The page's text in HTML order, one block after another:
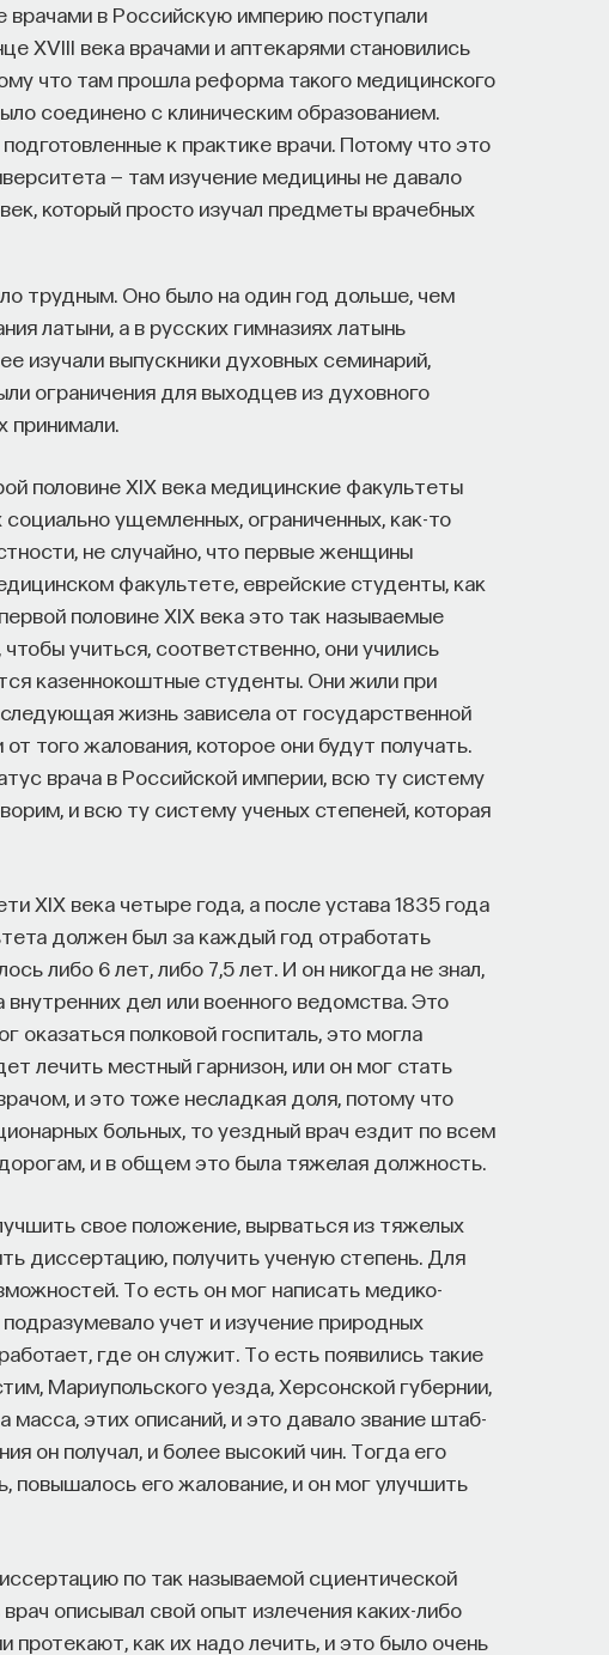
врачами в Российскую империю поступали
XVIII века врачами и аптекарями становились
что там прошла реформа такого медицинского
соединено с клиническим образованием.
к практике врачи. Потому что это
— там изучение медицины не давало
который просто изучал предметы врачебных
трудным. Оно было на один год дольше, чем
латыни, а в русских гимназиях латынь
изучали выпускники духовных семинарий,
ограничения для выходцев из духовного
принимали.
половине XIX века медицинские факультеты
ущемленных, ограниченных, как-то
не случайно, что первые женщины
факультете, еврейские студенты, как
половине XIX века это так называемые
учиться, соответственно, они учились
казеннокоштные студенты. Они жили при
жизнь зависела от государственной
того жалования, которое они будут получать.
врача в Российской империи, всю ту систему
и всю ту систему ученых степеней, которая
XIX века четыре года, а после устава 1835 года
должен был за каждый год отработать
либо 6 лет, либо 7,5 лет. И он никогда не знал,
дел или военного ведомства. Это
оказаться полковой госпиталь, это могла
лечить местный гарнизон, или он мог стать
и это тоже несладкая доля, потому что
больных, то уездный врач ездит по всем
и в общем это была тяжелая должность.
свое положение, вырваться из тяжелых
диссертацию, получить ученую степень. Для
То есть он мог написать медико-
учет и изучение природных
где он служит. То есть появились такие
Мариупольского уезда, Херсонской губернии,
масса, этих описаний, и это давало звание штаб-
он получал, и более высокий чин. Тогда его
его жалование, и он мог улучшить
по так называемой сциентической
описывал свой опыт излечения каких-либо
протекают, как их надо лечить, и это было очень